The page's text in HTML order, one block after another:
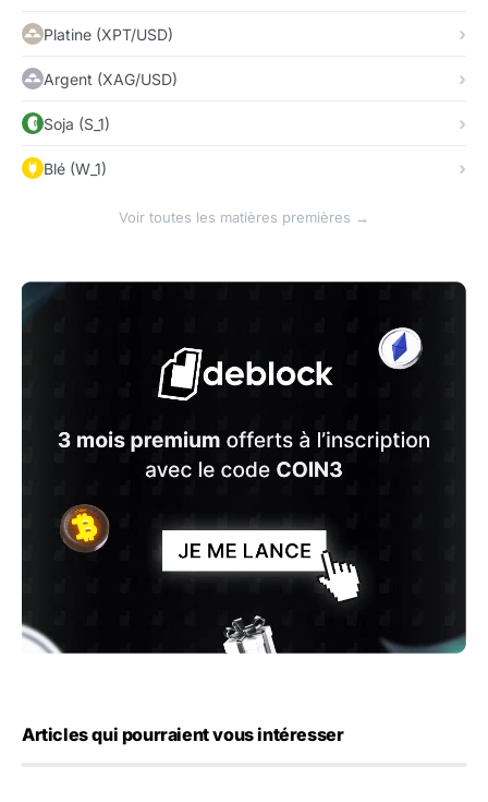
Platine (XPT/USD)
Argent (XAG/USD)
Soja (S_1)
Blé (W_1)
Voir toutes les matières premières →
Articles qui pourraient vous intéresser